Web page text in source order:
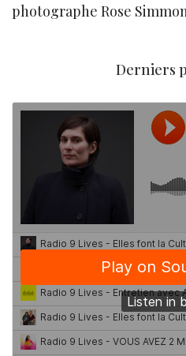
photographe Rose
Derniers